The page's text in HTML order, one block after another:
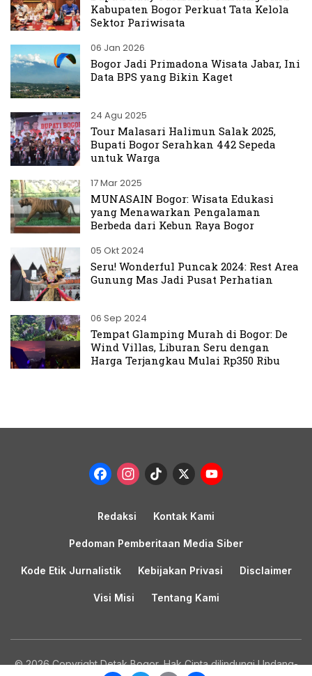
Kabupaten Bogor Perkuat Tata Kelola
Sektor Pariwisata
06 Jan 2026
Bogor Jadi Primadona Wisata Jabar, Ini
Data BPS yang Bikin Kaget
24 Agu 2025
Tour Malasari Halimun Salak 2025,
Bupati Bogor Serahkan 442 Sepeda
untuk Warga
17 Mar 2025
MUNASAIN Bogor: Wisata Edukasi
yang Menawarkan Pengalaman
Berbeda dari Kebun Raya Bogor
05 Okt 2024
Seru! Wonderful Puncak 2024: Rest Area
Gunung Mas Jadi Pusat Perhatian
06 Sep 2024
Tempat Glamping Murah di Bogor: De
Wind Villas, Liburan Seru dengan
Harga Terjangkau Mulai Rp350 Ribu
Facebook
Instagram
TikTok
X
Redaksi Kontak Kami
Pedoman Pemberitaan Media Siber
Kode Etik Jurnalistik Kebijakan Privasi Disclaimer
Visi Misi Tentang Kami
© 2026 Copyright Detak Bogor, Hak Cipta dilindungi Undang-